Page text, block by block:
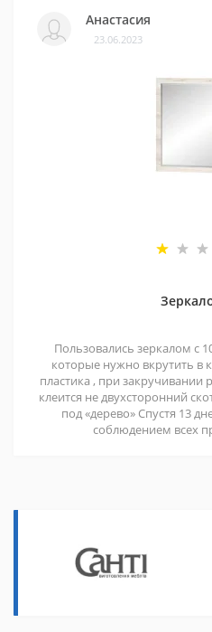
Анастасия
23.06.2023
Пользовались зеркалом с
которые нужно вкрутить в
пластика , при закручивании
клеится не двухсторонний
под «дерево» Спустя 13
соблюдением всех